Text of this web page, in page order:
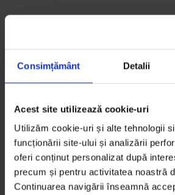
Consimțământ Detalii
Acest site utilizează cookie-uri
Utilizăm cookie-uri și alte tehnologii
funcționării site-ului și analizării
oferi conținut personalizat după
precum și pentru activitatea noastră
Continuarea navigării înseamnă